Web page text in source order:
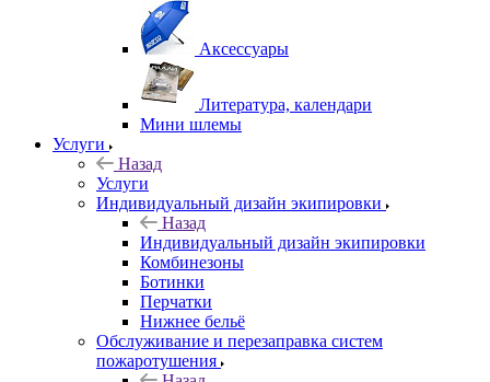
Аксессуары
Литература, календари
Мини шлемы
Услуги
Назад
Услуги
Индивидуальный дизайн экипировки
Назад
Индивидуальный дизайн экипировки
Комбинезоны
Ботинки
Перчатки
Нижнее бельё
Обслуживание и перезаправка систем
пожаротушения